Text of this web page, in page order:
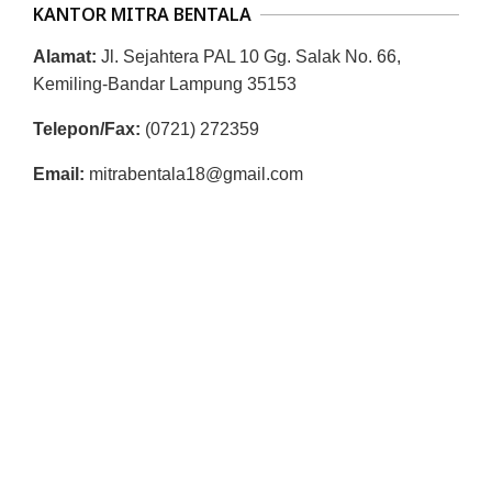
KANTOR MITRA BENTALA
Alamat: Jl. Sejahtera PAL 10 Gg. Salak No. 66,
Kemiling-Bandar Lampung 35153
Telepon/Fax: (0721) 272359
Email: mitrabentala18@gmail.com